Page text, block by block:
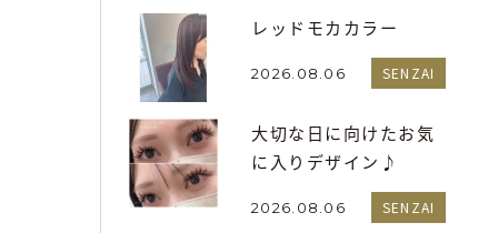
レッドモカカラー
2026.08.06 SENZAI
大切な日に向けたお気
に入りデザイン♪
2026.08.06 SENZAI